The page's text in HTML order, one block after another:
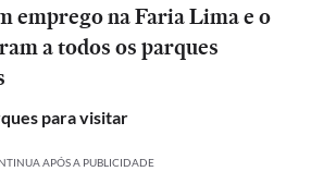
emprego na Faria Lima e o
a todos os parques
para visitar
APÓS A PUBLICIDADE